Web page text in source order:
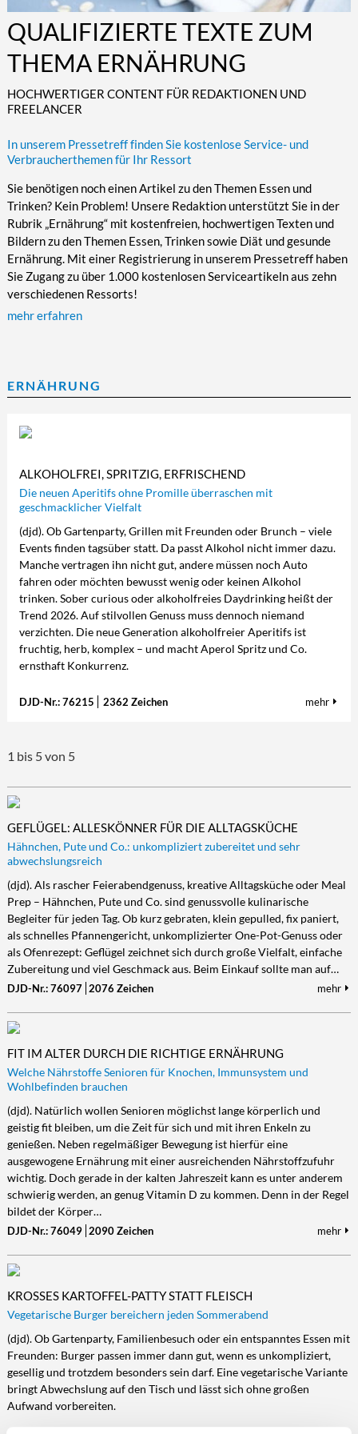
Mode
Soziales/Umwelt
Sport
Wellness
Fahrrad/E-Bike
Landschaft/Berge
Städte/Kultur
Weitere Reisethemen
Rund ums Haus
Haus
Ratgeber
TECHNIK
Hardware/Software
Kommunikation/Internet
Trends/Mobil
QUALIFIZIERTE TEXTE ZUM
THEMA ERNÄHRUNG
HOCHWERTIGER CONTENT FÜR REDAKTIONEN UND
FREELANCER
In unserem Pressetreff finden Sie kostenlose Service- und
Verbraucherthemen für Ihr Ressort
Sie benötigen noch einen Artikel zu den Themen Essen und
Trinken? Kein Problem! Unsere Redaktion unterstützt Sie in der
Rubrik „Ernährung“ mit kostenfreien, hochwertigen Texten und
Bildern zu den Themen Essen, Trinken sowie Diät und gesunde
Ernährung. Mit einer Registrierung in unserem Pressetreff haben
Sie Zugang zu über 1.000 kostenlosen Serviceartikeln aus zehn
verschiedenen Ressorts!
mehr erfahren
ERNÄHRUNG
ALKOHOLFREI, SPRITZIG, ERFRISCHEND
Die neuen Aperitifs ohne Promille überraschen mit
geschmacklicher Vielfalt
(djd). Ob Gartenparty, Grillen mit Freunden oder Brunch – viele
Events finden tagsüber statt. Da passt Alkohol nicht immer dazu.
Manche vertragen ihn nicht gut, andere müssen noch Auto
fahren oder möchten bewusst wenig oder keinen Alkohol
trinken. Sober curious oder alkoholfreies Daydrinking heißt der
Trend 2026. Auf stilvollen Genuss muss dennoch niemand
verzichten. Die neue Generation alkoholfreier Aperitifs ist
fruchtig, herb, komplex – und macht Aperol Spritz und Co.
ernsthaft Konkurrenz.
DJD-Nr.: 76215 2362 Zeichen mehr
1 bis 5 von 5
GEFLÜGEL: ALLESKÖNNER FÜR DIE ALLTAGSKÜCHE
Hähnchen, Pute und Co.: unkompliziert zubereitet und sehr
abwechslungsreich
(djd). Als rascher Feierabendgenuss, kreative Alltagsküche oder Meal
Prep – Hähnchen, Pute und Co. sind genussvolle kulinarische
Begleiter für jeden Tag. Ob kurz gebraten, klein gepulled, fix paniert,
als schnelles Pfannengericht, unkomplizierter One-Pot-Genuss oder
als Ofenrezept: Geflügel zeichnet sich durch große Vielfalt, einfache
Zubereitung und viel Geschmack aus. Beim Einkauf sollte man auf…
DJD-Nr.: 76097 2076 Zeichen mehr
FIT IM ALTER DURCH DIE RICHTIGE ERNÄHRUNG
Welche Nährstoffe Senioren für Knochen, Immunsystem und
Wohlbefinden brauchen
(djd). Natürlich wollen Senioren möglichst lange körperlich und
geistig fit bleiben, um die Zeit für sich und mit ihren Enkeln zu
genießen. Neben regelmäßiger Bewegung ist hierfür eine
ausgewogene Ernährung mit einer ausreichenden Nährstoffzufuhr
wichtig. Doch gerade in der kalten Jahreszeit kann es unter anderem
schwierig werden, an genug Vitamin D zu kommen. Denn in der Regel
bildet der Körper…
DJD-Nr.: 76049 2090 Zeichen mehr
KROSSES KARTOFFEL-PATTY STATT FLEISCH
Vegetarische Burger bereichern jeden Sommerabend
(djd). Ob Gartenparty, Familienbesuch oder ein entspanntes Essen mit
Freunden: Burger passen immer dann gut, wenn es unkompliziert,
gesellig und trotzdem besonders sein darf. Eine vegetarische Variante
bringt Abwechslung auf den Tisch und lässt sich ohne großen
Aufwand vorbereiten.